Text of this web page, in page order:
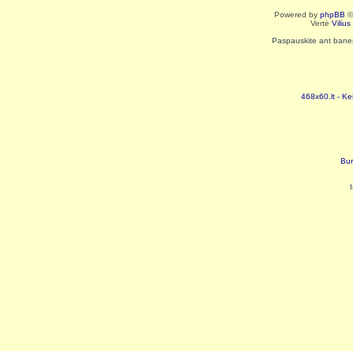
Powered by phpBB
Vertė Vilius
Paspauskite ant
468x60.lt -